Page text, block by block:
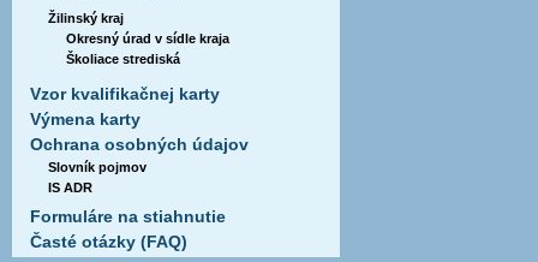
Žilinský kraj
Okresný úrad v sídle kraja
Školiace strediská
Vzor kvalifikačnej karty
Výmena karty
Ochrana osobných údajov
Slovník pojmov
IS ADR
Formuláre na stiahnutie
Časté otázky (FAQ)